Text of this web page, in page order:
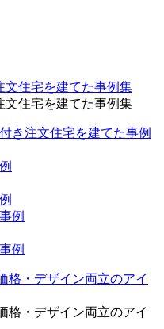
文住宅を建てた事例集
文住宅を建てた事例集
き注文住宅を建てた事例
例
例
格・デザイン両立のアイ
格・デザイン両立のアイ